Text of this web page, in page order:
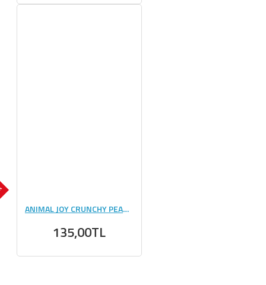
ANIMAL JOY CRUNCHY PEAUNUT CREAM 330 GR
135,00TL